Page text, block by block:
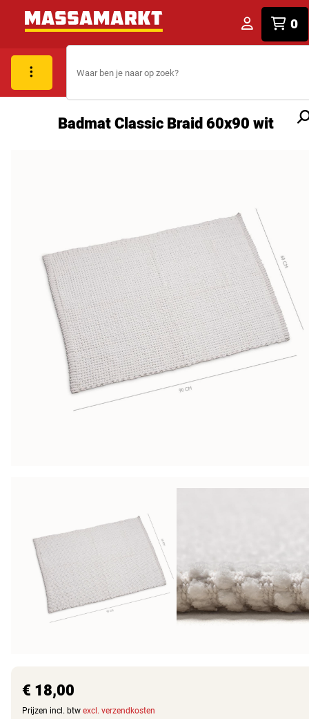
0
Badmat Classic Braid 60x90 wit
€ 18,00
Prijzen incl. btw excl. verzendkosten